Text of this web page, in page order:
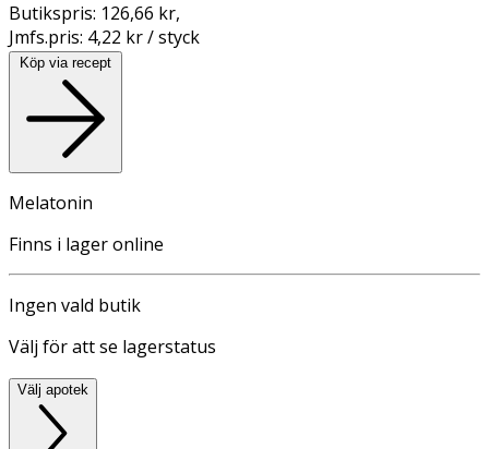
Butikspris: 126,66 kr,
Jmfs.pris: 4,22 kr / styck
Köp via recept
Melatonin
Finns i lager online
Ingen vald butik
Välj för att se lagerstatus
Välj apotek